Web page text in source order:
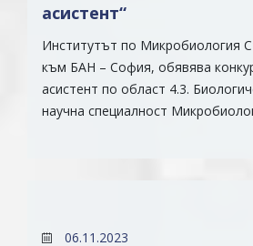
асистент“
Институтът по Микробиология
към БАН – София, обявява
асистент по област 4.3.
научна специалност
06.11.2023